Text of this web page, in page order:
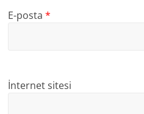
E-posta*
İnternet sitesi